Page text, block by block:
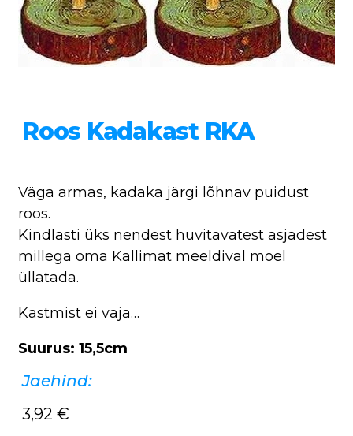
Roos Kadakast RKA
Väga armas, kadaka järgi lõhnav puidust
roos.
Kindlasti üks nendest huvitavatest asjadest
millega oma Kallimat meeldival moel
üllatada.
Kastmist ei vaja…
Suurus: 15,5cm
Jaehind:
3,92 €